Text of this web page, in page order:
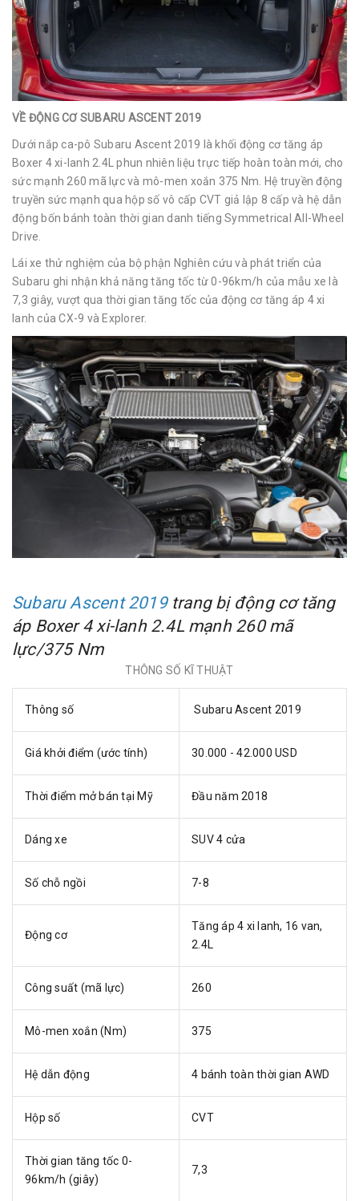
VỀ ĐỘNG CƠ SUBARU ASCENT 2019
Dưới nắp ca-pô Subaru Ascent 2019 là khối động cơ tăng áp
Boxer 4 xi-lanh 2.4L phun nhiên liệu trực tiếp hoàn toàn mới, cho
sức mạnh 260 mã lực và mô-men xoắn 375 Nm. Hệ truyền động
truyền sức mạnh qua hộp số vô cấp CVT giả lập 8 cấp và hệ dẫn
động bốn bánh toàn thời gian danh tiếng Symmetrical All-Wheel
Drive.
Lái xe thử nghiệm của bộ phận Nghiên cứu và phát triển của
Subaru ghi nhận khả năng tăng tốc từ 0-96km/h của mẫu xe là
7,3 giây, vượt qua thời gian tăng tốc của động cơ tăng áp 4 xi
lanh của CX-9 và Explorer.
Subaru Ascent 2019trang bị động cơ tăng
áp Boxer 4 xi-lanh 2.4L mạnh 260 mã
lực/375 Nm
THÔNG SỐ KĨ THUẬT
Thông số Subaru Ascent 2019
Giá khởi điểm (ước tính) 30.000 - 42.000 USD
Thời điểm mở bán tại Mỹ Đầu năm 2018
Dáng xe SUV 4 cửa
Số chỗ ngồi 7-8
Động cơ
Tăng áp 4 xi lanh, 16 van,
2.4L
Công suất (mã lực) 260
Mô-men xoắn (Nm) 375
Hệ dẫn động 4 bánh toàn thời gian AWD
Hộp số CVT
Thời gian tăng tốc 0-
96km/h (giây)
7,3